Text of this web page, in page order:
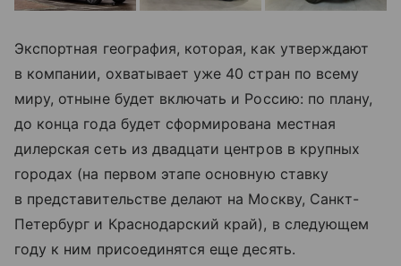
Экспортная география, которая, как утверждают
в компании, охватывает уже 40 стран по всему
миру, отныне будет включать и Россию: по плану,
до конца года будет сформирована местная
дилерская сеть из двадцати центров в крупных
городах (на первом этапе основную ставку
в представительстве делают на Москву, Санкт-
Петербург и Краснодарский край), в следующем
году к ним присоединятся еще десять.